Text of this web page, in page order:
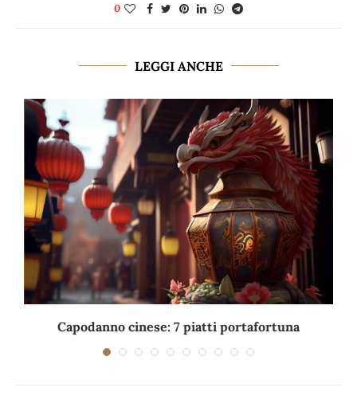
0
LEGGI ANCHE
Capodanno cinese: 7 piatti portafortuna